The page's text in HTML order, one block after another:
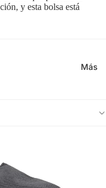
Más
y esta bolsa está